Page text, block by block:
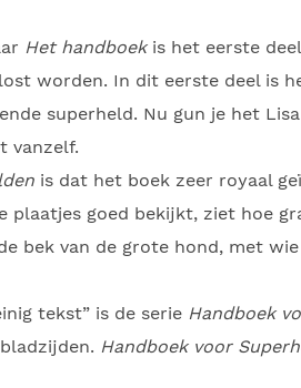
Het handboekis het eerste
worden. In dit eerste deel is
superheld. Nu gun je het
vanzelf.
is dat het boek zeer royaal
goed bekijkt, ziet hoe
bek van de grote hond, met wie
tekst” is de serie Handboek
Handboek voor